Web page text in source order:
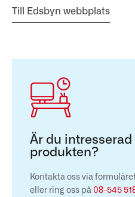
Till Edsbyn webbplats
Är du intresserad
produkten?
Kontakta oss via
eller ring oss på 08-545